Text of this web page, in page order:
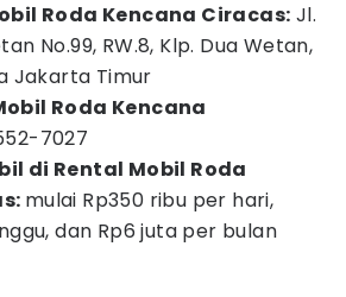
Roda Kencana Ciracas: Jl.
No.99, RW.8, Klp. Dua Wetan,
Jakarta Timur
Roda Kencana
7027
di Rental Mobil Roda
mulai Rp350 ribu per hari,
dan Rp6 juta per bulan